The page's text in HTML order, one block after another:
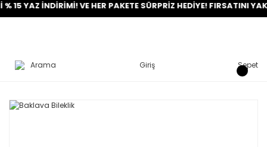
İNDİRİMİ! VE HER PAKETE SÜRPRİZ HEDİYE! FIRSATINI YAKALA!
Arama Giriş Sepet